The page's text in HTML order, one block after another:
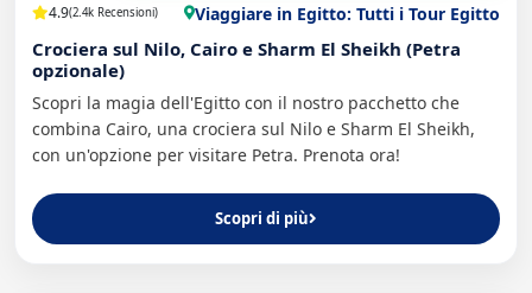
4.9(2.4k Recensioni) Viaggiare in Egitto: Tutti i Tour Egitto
Crociera sul Nilo, Cairo e Sharm El Sheikh (Petra
opzionale)
Scopri la magia dell'Egitto con il nostro pacchetto che
combina Cairo, una crociera sul Nilo e Sharm El Sheikh,
con un'opzione per visitare Petra. Prenota ora!
Scopri di più